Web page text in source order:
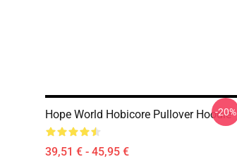
Hope World Hobicore Pullover Hoodie
39,51 € - 45,95 €
-20%